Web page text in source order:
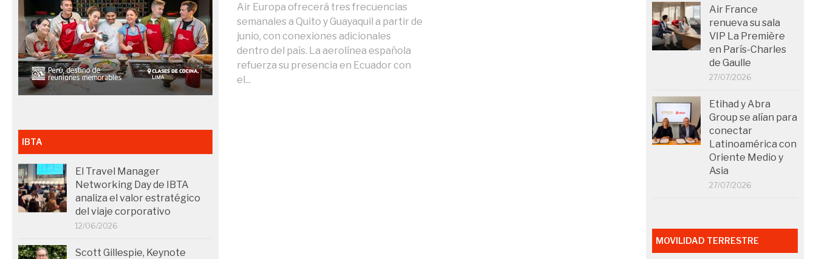
Air Europa ofrecerá tres frecuencias
semanales a Quito y Guayaquil a partir de
junio, con conexiones adicionales
dentro del país. La aerolínea española
refuerza su presencia en Ecuador con
el...
IBTA
El Travel Manager
Networking Day de IBTA
analiza el valor estratégico
del viaje corporativo
12/06/2026
Scott Gillespie, Keynote
Air France
renueva su sala
VIP La Première
en París-Charles
de Gaulle
27/07/2026
Etihad y Abra
Group se alían para
conectar
Latinoamérica con
Oriente Medio y
Asia
27/07/2026
MOVILIDAD TERRESTRE